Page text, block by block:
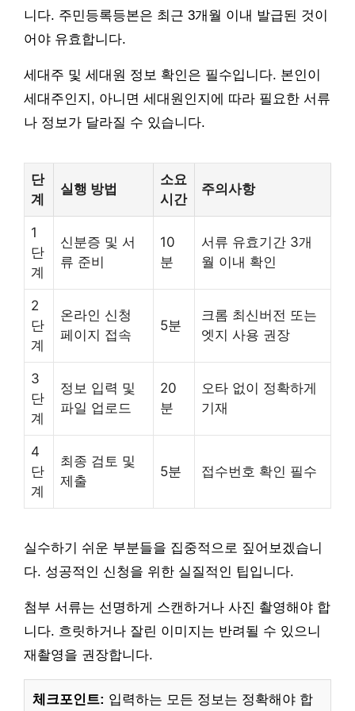
니다. 주민등록등본은 최근 3개월 이내 발급된 것이
어야 유효합니다.
세대주 및 세대원 정보 확인은 필수입니다. 본인이
세대주인지, 아니면 세대원인지에 따라 필요한 서류
나 정보가 달라질 수 있습니다.
단
계
실행 방법
소요
시간
주의사항
1
단
계
신분증 및 서
류 준비
10
분
서류 유효기간 3개
월 이내 확인
2
단
계
온라인 신청
페이지 접속
5분
크롬 최신버전 또는
엣지 사용 권장
3
단
계
정보 입력 및
파일 업로드
20
분
오타 없이 정확하게
기재
4
단
계
최종 검토 및
제출
5분 접수번호 확인 필수
실수하기 쉬운 부분들을 집중적으로 짚어보겠습니
다. 성공적인 신청을 위한 실질적인 팁입니다.
첨부 서류는 선명하게 스캔하거나 사진 촬영해야 합
니다. 흐릿하거나 잘린 이미지는 반려될 수 있으니
재촬영을 권장합니다.
체크포인트: 입력하는 모든 정보는 정확해야 합